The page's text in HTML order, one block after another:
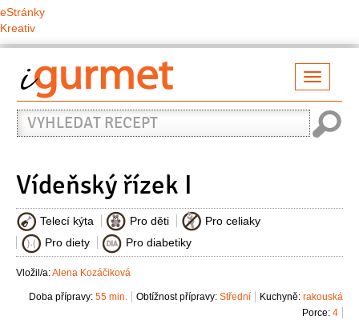
eStránky
Kreativ
Vyhledat
recept
Vídeňský řízek I
Telecí kýta Pro děti
Pro celiaky
Pro diety
Pro diabetiky
Vložil/a:Alena Kozáčiková
Kuchyně: rakouská
Obtížnost přípravy: Střední
Doba přípravy: 55 min.
Porce: 4